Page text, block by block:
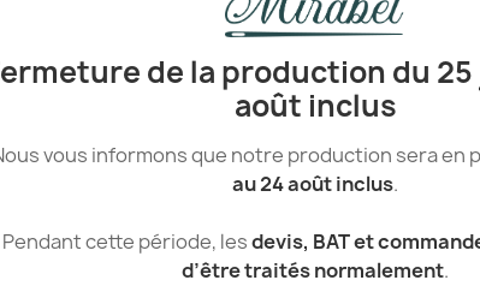
de la production du
août inclus
vous informons que notre production sera en
au 24 août inclus.
Pendant cette période, lesdevis, BAT et
d’être traités normalement.
80% Polyester, 20% Coton